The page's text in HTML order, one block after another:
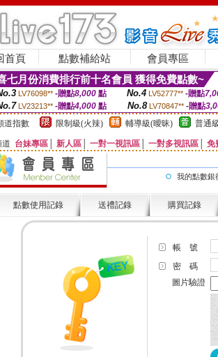
首頁 點數補給站 會員專區
七月份消費排行前十名會員 獲得免費點數~
LV76098** -贈點8,000點 No.4 LV52777** -贈點
LV23213** -贈點4,000 點 No.8 LV70847** -贈點
道指數
限制級(火辣) 輔導級(曖昧) 普通
道 台妹專區 新人區 一對一視訊區 一對多視訊區 免
我的點數銀
點數使用記錄 送禮記錄 購買記錄
帳 號
密 碼
圖片驗證